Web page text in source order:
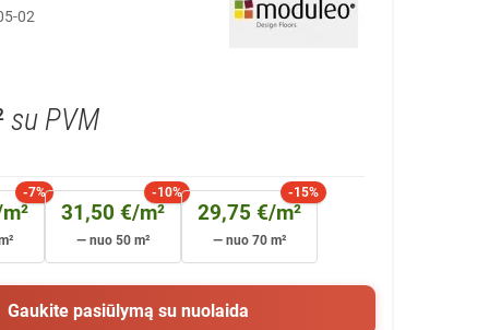
02
su PVM
-7% -10%
31,50 €/m²
— nuo 50 m²
-15%
29,75 €/m²
— nuo 70 m²
Gaukite pasiūlymą su nuolaida